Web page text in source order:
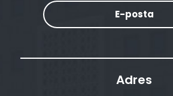
E-posta
Adres